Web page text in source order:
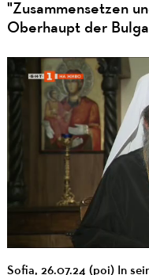
"Zusammensetzen
Oberhaupt der
Sofia, 26.07.24 (poi) In